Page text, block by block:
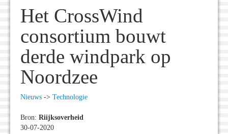
Het CrossWind
consortium bouwt
derde windpark op
Noordzee
Nieuws -> Technologie
Bron: Riijksoverheid
30-07-2020